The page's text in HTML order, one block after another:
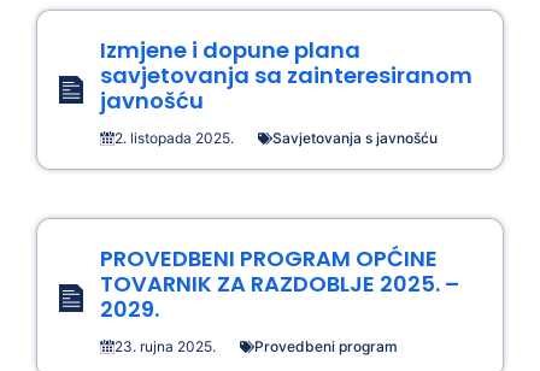
Izmjene i dopune plana
savjetovanja sa zainteresiranom
javnošću
2. listopada 2025. Savjetovanja s javnošću
PROVEDBENI PROGRAM OPĆINE
TOVARNIK ZA RAZDOBLJE 2025. –
2029.
23. rujna 2025. Provedbeni program